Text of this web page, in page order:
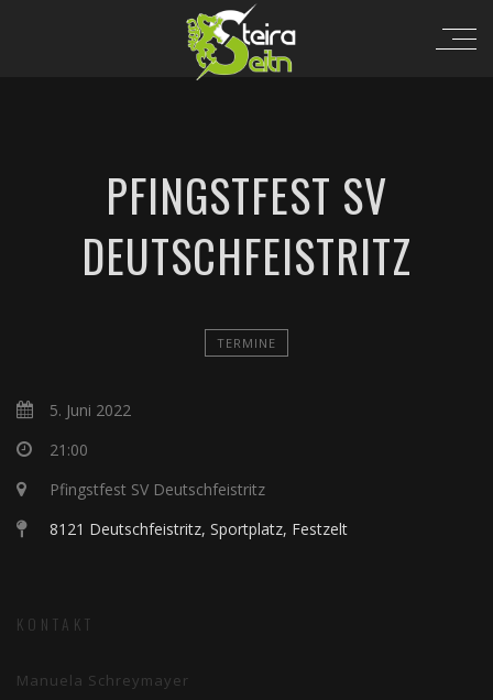
PFINGSTFEST SV
DEUTSCHFEISTRITZ
TERMINE
5. Juni 2022
21:00
Pfingstfest SV Deutschfeistritz
8121 Deutschfeistritz, Sportplatz, Festzelt
KONTAKT
Manuela Schreymayer